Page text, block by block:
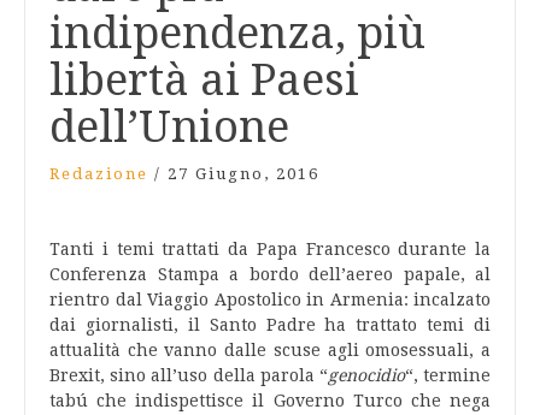
indipendenza, più
libertà ai Paesi
dell’Unione
Redazione / 27 Giugno, 2016
Tanti i temi trattati da Papa Francesco durante la
Conferenza Stampa a bordo dell’aereo papale, al
rientro dal Viaggio Apostolico in Armenia: incalzato
dai giornalisti, il Santo Padre ha trattato temi di
attualità che vanno dalle scuse agli omosessuali, a
Brexit, sino all’uso della parola “genocidio“, termine
tabú che indispettisce il Governo Turco che nega